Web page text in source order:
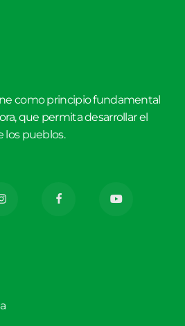
como principio fundamental
que permita desarrollar el
los pueblos.